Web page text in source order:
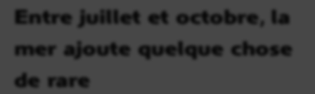
Entre juillet et octobre, la
mer ajoute quelque chose
de rare